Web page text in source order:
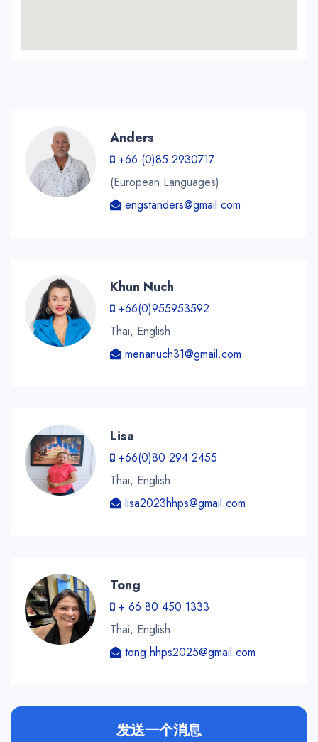
Anders
+66 (0)85 2930717
(European Languages)
engstanders@gmail.com
Khun Nuch
+66(0)955953592
Thai, English
menanuch31@gmail.com
Lisa
+66(0)80 294 2455
Thai, English
lisa2023hhps@gmail.com
Tong
+ 66 80 450 1333
Thai, English
tong.hhps2025@gmail.com
发送一个消息